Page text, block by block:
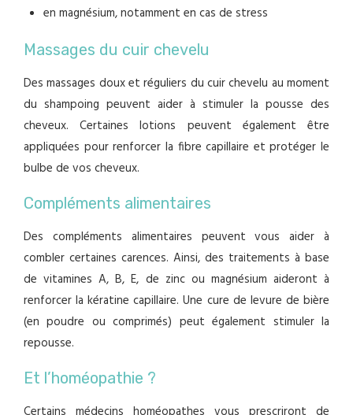
en magnésium, notamment en cas de stress
Massages du cuir chevelu
Des massages doux et réguliers du cuir chevelu au moment
du shampoing peuvent aider à stimuler la pousse des
cheveux. Certaines lotions peuvent également être
appliquées pour renforcer la fibre capillaire et protéger le
bulbe de vos cheveux.
Compléments alimentaires
Des compléments alimentaires peuvent vous aider à
combler certaines carences. Ainsi, des traitements à base
de vitamines A, B, E, de zinc ou magnésium aideront à
renforcer la kératine capillaire. Une cure de levure de bière
(en poudre ou comprimés) peut également stimuler la
repousse.
Et l’homéopathie ?